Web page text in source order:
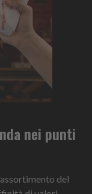
nei punti
del